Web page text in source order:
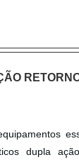
dupla